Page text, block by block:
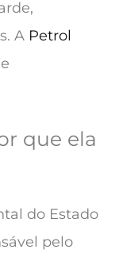
A Petrol
que ela
do Estado
pelo